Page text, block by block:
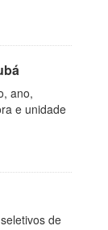
ano,
e unidade
de